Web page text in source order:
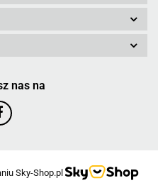
nas na
Sky-Shop.pl